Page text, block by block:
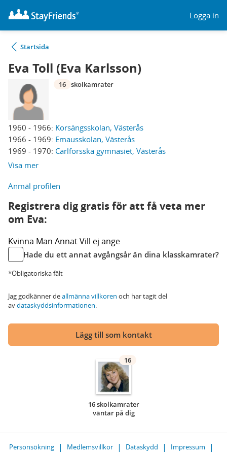
Logga in
Startsida
Eva Toll (Eva Karlsson)
1960 - 1966: Korsängsskolan, Västerås
1966 - 1969: Emausskolan, Västerås
1969 - 1970: Carlforsska gymnasiet, Västerås
Visa mer
16 skolkamrater
Anmäl profilen
Registrera dig gratis för att få veta mer
om Eva:
Kvinna Man AnnatVill ej ange
Hade du ett annat avgångsår än dina klasskamrater?
*Obligatoriska fält
Jag godkänner deallmänna villkoren och har tagit del
avdataskyddsinformationen.
Lägg till som kontakt
16
16 skolkamrater
väntar på dig
Personsökning Medlemsvillkor Dataskydd
Impressum